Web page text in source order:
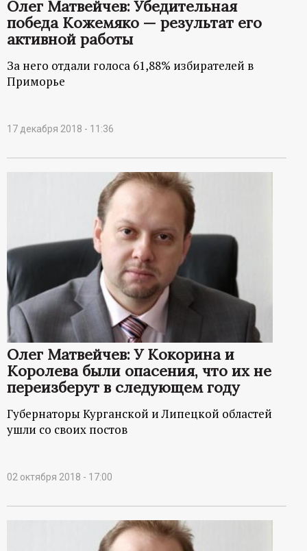
Олег Матвейчев: Убедительная
победа Кожемяко — результат его
активной работы
За него отдали голоса 61,88% избирателей в
Приморье
17 декабря 2018 - 11:36
Олег Матвейчев: У Кокорина и
Королева были опасения, что их не
переизберут в следующем году
Губернаторы Курганской и Липецкой областей
ушли со своих постов
02 октября 2018 - 17:00